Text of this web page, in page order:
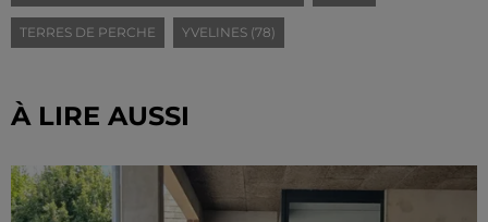
TERRES DE PERCHE YVELINES (78)
À LIRE AUSSI